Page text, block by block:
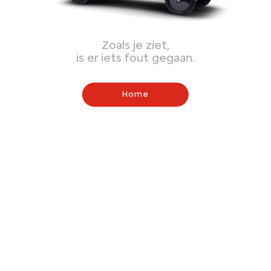
Zoals je ziet,
is er iets fout gegaan.
Home